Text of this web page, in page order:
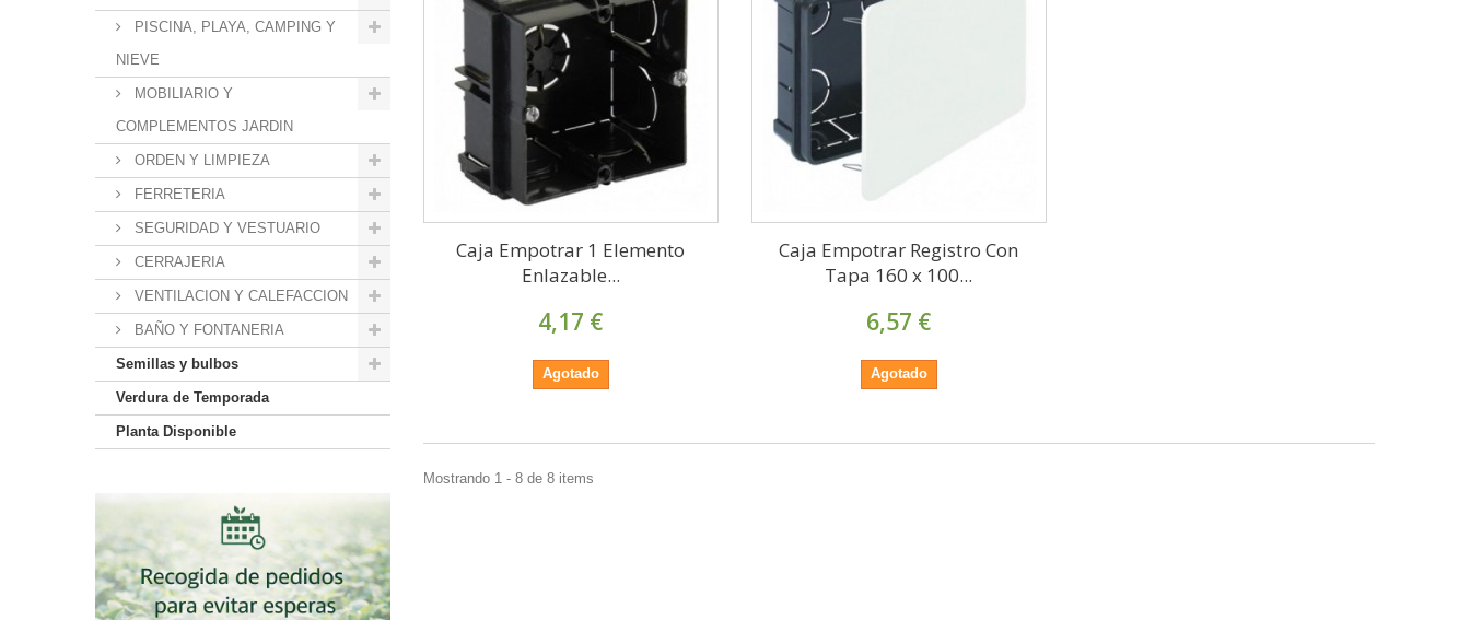
PISCINA, PLAYA, CAMPING Y
NIEVE
MOBILIARIO Y
COMPLEMENTOS JARDIN
ORDEN Y LIMPIEZA
FERRETERIA
SEGURIDAD Y VESTUARIO
CERRAJERIA
VENTILACION Y CALEFACCION
BAÑO Y FONTANERIA
Semillas y bulbos
Verdura de Temporada
Planta Disponible
Caja Empotrar 1 Elemento
Enlazable...
4,17 €
Agotado
Caja Empotrar Registro Con
Tapa 160 x 100...
6,57 €
Agotado
Mostrando 1 - 8 de 8 items